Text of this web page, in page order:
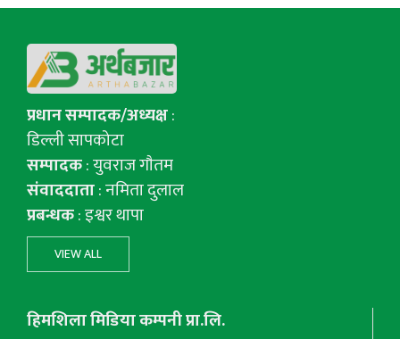
प्रधान सम्पादक/अध्यक्ष:
डिल्ली सापकोटा
सम्पादक: युवराज गाैतम
संवाददाता: नमिता दुलाल
प्रबन्धक: इश्वर थापा
VIEW ALL
हिमशिला मिडिया कम्पनी प्रा.लि.